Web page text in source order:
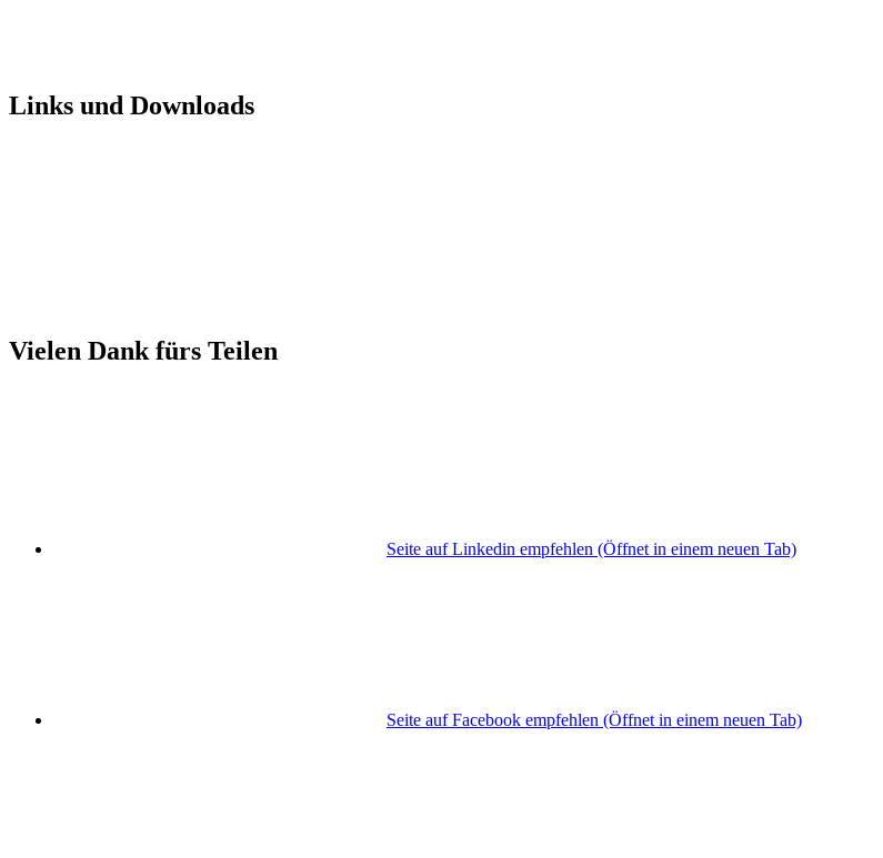
Links und Downloads
Vielen Dank fürs Teilen
Seite auf Linkedin empfehlen (Öffnet in einem neuen Tab)
Seite auf Facebook empfehlen (Öffnet in einem neuen Tab)